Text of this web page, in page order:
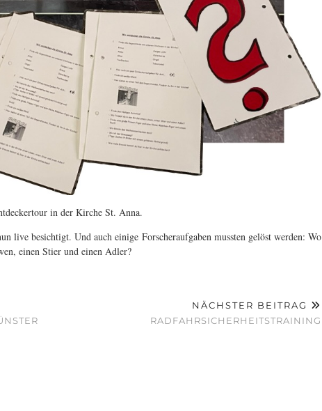
in der Kirche St. Anna.
live besichtigt. Und auch einige Forscheraufgaben mussten gelöst werden: Wo
einen Stier und einen Adler?
NÄCHSTER BEITRAG
RADFAHRSICHERHEITSTRAINING